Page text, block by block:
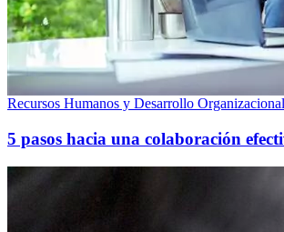
Recursos Humanos y Desarrollo Organizacional
5 pasos hacia una colaboración